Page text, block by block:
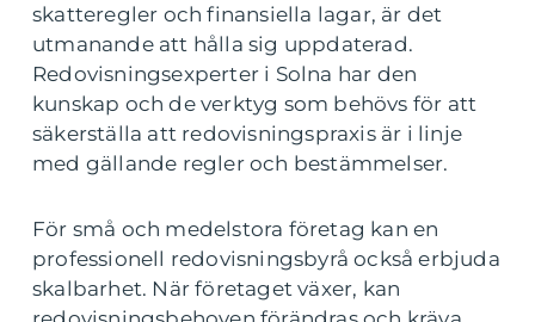
skatteregler och finansiella lagar, är det
utmanande att hålla sig uppdaterad.
Redovisningsexperter i Solna har den
kunskap och de verktyg som behövs för att
säkerställa att redovisningspraxis är i linje
med gällande regler och bestämmelser.
För små och medelstora företag kan en
professionell redovisningsbyrå också erbjuda
skalbarhet. När företaget växer, kan